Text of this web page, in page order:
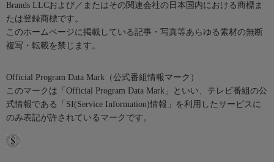
Brands LLCおよび／またはその関連会社の日本国内における商標ま
たは登録商標です。
このホームページに掲載している記事・写真等あらゆる素材の無断
複写・転載を禁じます。
Official Program Data Mark（公式番組情報マーク）
このマークは「Official Program Data Mark」といい、テレビ番組の公
式情報である「SI(Service Information)情報」を利用したサービスに
のみ表記が許されているマークです。